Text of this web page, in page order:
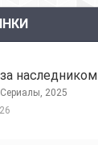
наследником
2025